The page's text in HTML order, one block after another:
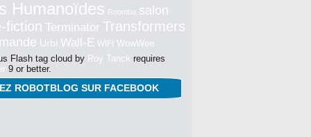
Humanoïdes Roomba salon
fiction Terminator Transformers
Urbi Wall-E WIFI WowWee
Flash tag cloud by Roy Tanck requires
9 or better.
ROBOTBLOG SUR FACEBOOK